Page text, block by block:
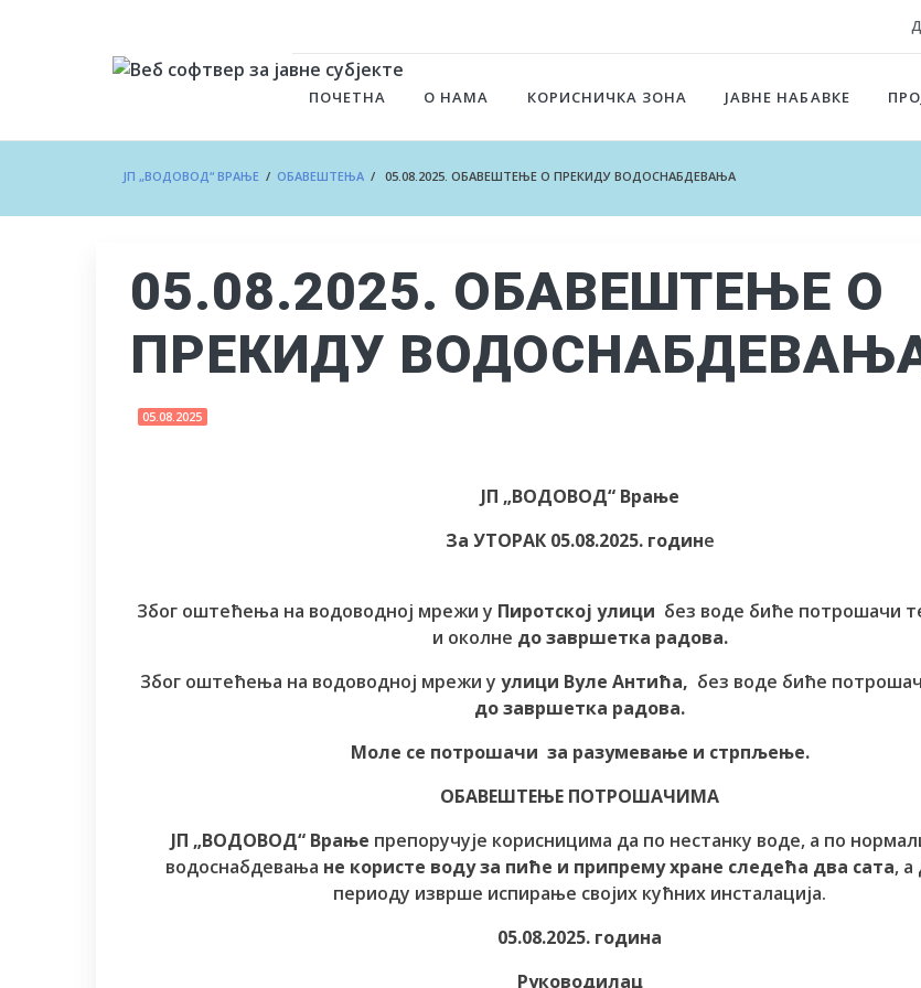
ПОЧЕТНА О НАМА КОРИСНИЧКА ЗОНА ЈАВНЕ НАБАВКЕ
ЈП „ВОДОВОД“ ВРАЊЕ / ОБАВЕШТЕЊА / 05.08.2025. ОБАВЕШТЕЊЕ О ПРЕКИДУ ВОДОСНАБДЕВАЊА
05.08.2025. ОБАВЕШТЕЊЕ О
ПРЕКИДУ
05.08.2025
ЈП „ВОДОВОД“ Врање
За УТОРАК 05.08.2025. године
Због оштећења на водоводној мрежи у Пиротској улици без воде биће потрошачи
и околне до завршетка радова.
Због оштећења на водоводној мрежи у улици Вуле Антића, без воде биће
до завршетка радова.
Моле се потрошачи за разумевање и стрпљење.
ОБАВЕШТЕЊЕ ПОТРОШАЧИМА
ЈП „ВОДОВОД“ Врање препоручује корисницима да по нестанку воде, а по
водоснабдевања не користе воду за пиће и припрему хране следећа два сата, а
периоду изврше испирање својих кућних инсталација.
05.08.2025. година
Руководилац